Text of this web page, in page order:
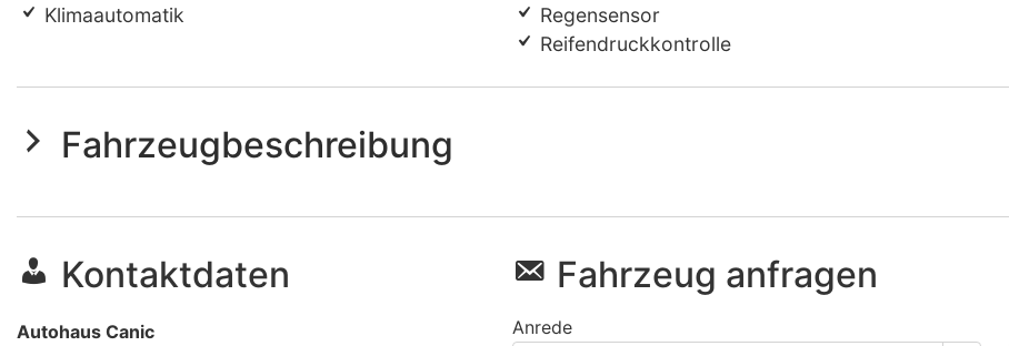
Klimaautomatik
Regensensor
Reifendruckkontrolle
Fahrzeugbeschreibung
Kontaktdaten
Autohaus Canic
Fahrzeug anfragen
Anrede